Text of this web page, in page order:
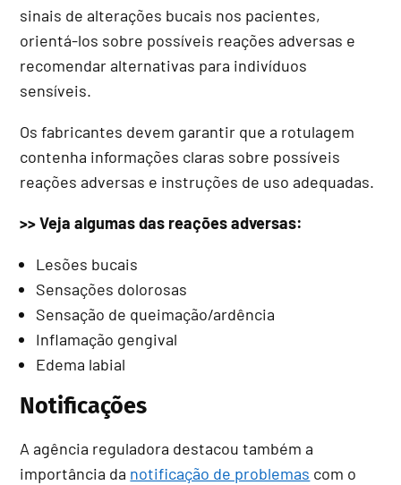
sinais de alterações bucais nos pacientes,
orientá-los sobre possíveis reações adversas e
recomendar alternativas para indivíduos
sensíveis.
Os fabricantes devem garantir que a rotulagem
contenha informações claras sobre possíveis
reações adversas e instruções de uso adequadas.
>> Veja algumas das reações adversas:
Lesões bucais
Sensações dolorosas
Sensação de queimação/ardência
Inflamação gengival
Edema labial
Notificações
A agência reguladora destacou também a
importância da notificação de problemas com o